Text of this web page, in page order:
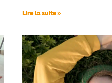
Lire la suite »